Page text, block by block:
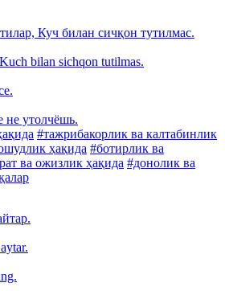
Куч билан сичқон тутилмас.
bilan sichqon tutilmas.
не утолчёшь.
#тажрибакорлик ва калтабинлик
ҳақида #ботирлик ва
ва ожизлик ҳақида #донолик ва